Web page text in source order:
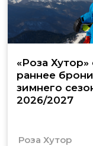
«Роза
раннее
зимнего
2026/2027
Роза Хутор